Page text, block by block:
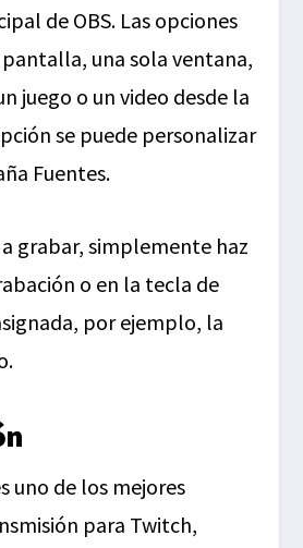
de OBS. Las opciones
una sola ventana,
juego o un video desde la
se puede personalizar
Fuentes.
grabar, simplemente haz
o en la tecla de
por ejemplo, la
uno de los mejores
para Twitch,